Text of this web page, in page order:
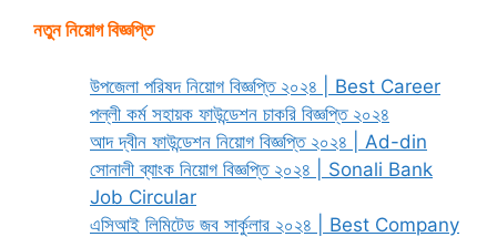
নতুন নিয়োগ বিজ্ঞপ্তি
উপজেলা পরিষদ নিয়োগ বিজ্ঞপ্তি ২০২৪ | Best Career
পল্লী কর্ম সহায়ক ফাউন্ডেশন চাকরি বিজ্ঞপ্তি ২০২৪
আদ দ্বীন ফাউন্ডেশন নিয়োগ বিজ্ঞপ্তি ২০২৪ | Ad-din
সোনালী ব্যাংক নিয়োগ বিজ্ঞপ্তি ২০২৪ | Sonali Bank
Job Circular
এসিআই লিমিটেড জব সার্কুলার ২০২৪ | Best Company